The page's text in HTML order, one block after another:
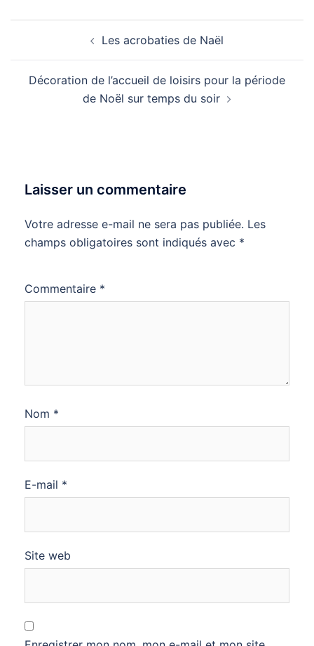
Les acrobaties de Naël
Décoration de l’accueil de loisirs pour la période
de Noël sur temps du soir
Laisser un commentaire
Votre adresse e-mail ne sera pas publiée. Les
champs obligatoires sont indiqués avec *
Commentaire *
Nom *
E-mail *
Site web